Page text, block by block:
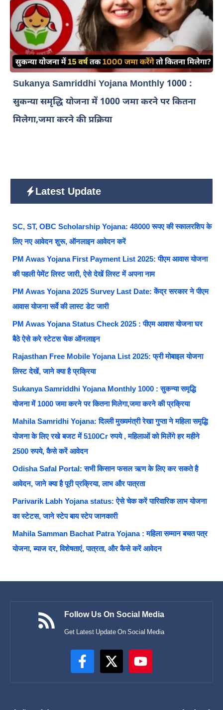
Sukanya Samriddhi Yojana Monthly 1000 :
सुकन्या समृद्धि योजना में 1000 जमा करने पर कितना
मिलेगा,जमा करने की प्रक्रिया
Latest Update
SC, ST, OBC Scholarship Yojana: 48000 रूपए की स्कालरशिप के
लिए नए आवेदन शुरू, ऑनलाइन आवेदन करें
PM Awas Yojana First Payment List 2025: पीएम आवास योजना
की पहली पेमेंट लिस्ट जारी, ऐसे देखें लिस्ट में अपना नाम
PM Awas Yojana 2025 Survey Last Date: केंद्र सरकार ने पीएम
आवास योजना सर्वे की लास्ट डेट जारी
PM Awas Yojana Status Check 2025 : पीएम आवास योजना घर
बैठे ऐसे करे स्टेटस चेक ऑनलाइन
Rajasthan Free Mobile Yojana List 2025: फ्री मोबाइल योजना
लिस्ट देखें, जाने क्या है प्रक्रिया
Sukanya Samriddhi Yojana Monthly 1000 : सुकन्या समृद्धि
योजना में 1000 जमा करने पर कितना मिलेगा,जमा करने की प्रक्रिया
Mahila Samridhi Yojana: दिल्ली मुख्यमंत्री रेखा गुप्ता ने महिला समृद्धि
योजना के लिए रखे बजट में 5100Cr रुपये , महिलाओं को मिलेंगे हर महीने
2500 रुपये, कैसे करें आवेदन
Odisha Safal Portal: सभी किसान फसल ऋण के लिए कर सकते है
आवेदन, जाने क्या है पूरी प्रक्रिया, लाभ और पात्रता
Parivarik Labh Yojana status: ऐसे चेक करें पारिवारिक लाभ योजना
का स्टेटस, जाने स्टेप बाय स्टेप जानकारी
Mahila Samman Bachat Patra Yojana : महिला सम्मान बचत पत्र
योजना, ब्याज दर, विशेषताएं, पात्रता, और कैसे करें आवेदन
Follow Us On Social Media
Get Latest Update On Social Media